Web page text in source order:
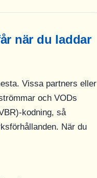
när du laddar
Vissa partners eller
och VODs
kodning, så
När du